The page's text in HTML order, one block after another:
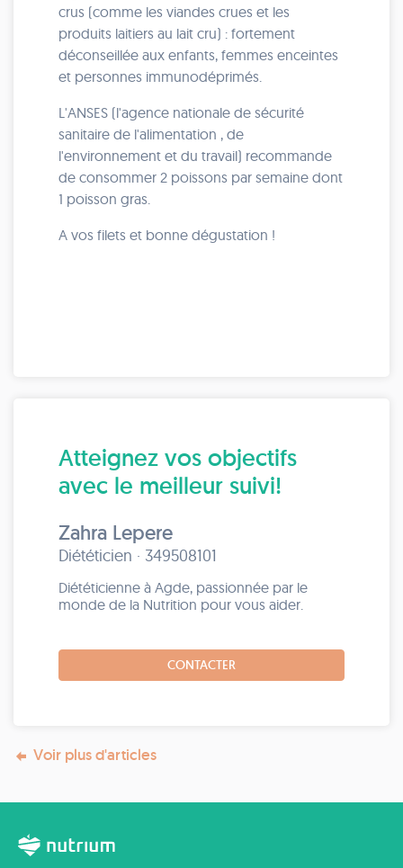
crus (comme les viandes crues et les
produits laitiers au lait cru) : fortement
déconseillée aux enfants, femmes enceintes
et personnes immunodéprimés.
L'ANSES (l'agence nationale de sécurité
sanitaire de l'alimentation , de
l'environnement et du travail) recommande
de consommer 2 poissons par semaine dont
1 poisson gras.
A vos filets et bonne dégustation !
Atteignez vos objectifs
avec le meilleur suivi!
Zahra Lepere
Diététicien · 349508101
Diététicienne à Agde, passionnée par le
monde de la Nutrition pour vous aider.
CONTACTER
Voir plus d'articles